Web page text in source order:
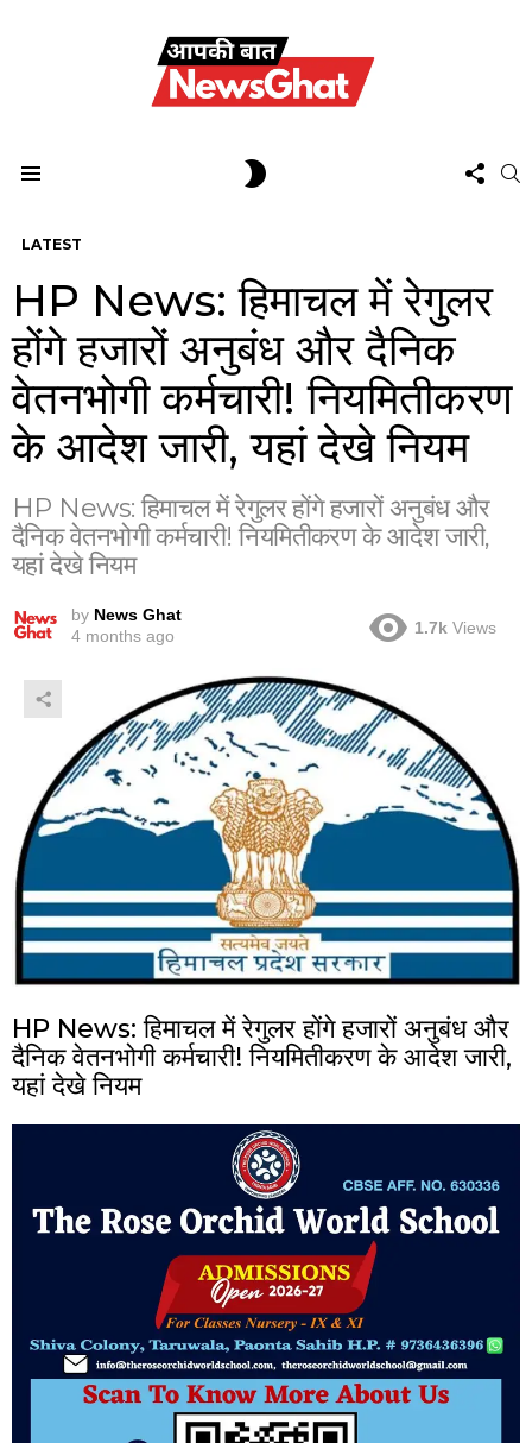
US
LATEST
HP News: हिमाचल में रेगुलर
होंगे हजारों अनुबंध और दैनिक
वेतनभोगी कर्मचारी! नियमितीकरण
के आदेश जारी, यहां देखे नियम
HP News: हिमाचल में रेगुलर होंगे हजारों अनुबंध और
दैनिक वेतनभोगी कर्मचारी! नियमितीकरण के आदेश जारी,
यहां देखे नियम
by News Ghat
4 months ago
1.7k Views
HP News: हिमाचल में रेगुलर होंगे हजारों अनुबंध और
दैनिक वेतनभोगी कर्मचारी! नियमितीकरण के आदेश जारी,
यहां देखे नियम